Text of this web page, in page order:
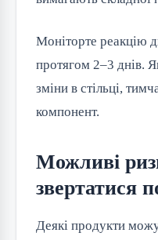
Моніторте реакцію
протягом 2–3 днів.
зміни в стільці,
компонент.
Можливі
звертатися
Деякі продукти